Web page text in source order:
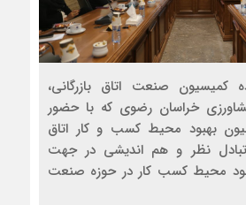
کمیسیون صنعت اتاق بازرگانی،
خراسان رضوی که با حضور
بهبود محیط کسب و کار اتاق
تبادل نظر و هم اندیشی در جهت
محیط کسب کار در حوزه صنعت